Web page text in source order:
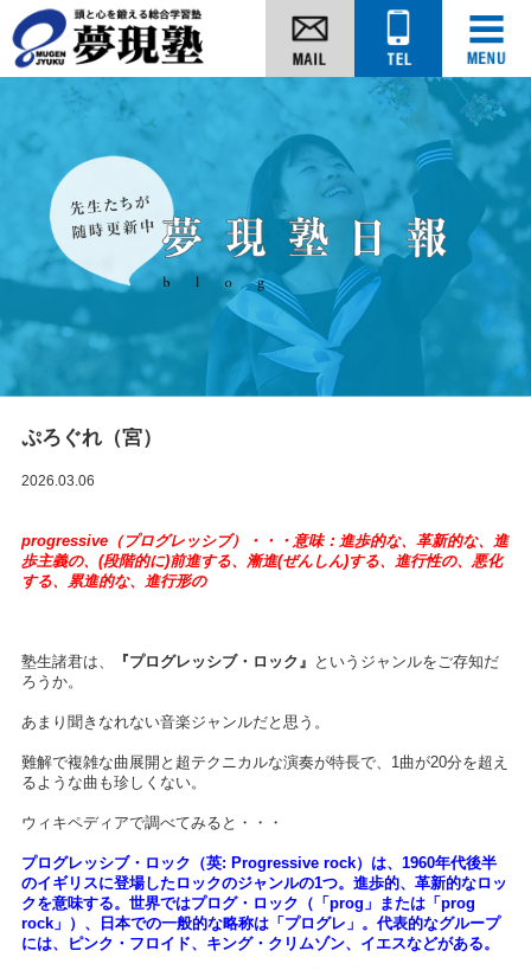
ぷろぐれ（宮）
2026.03.06
progressive（プログレッシブ）・・・意味：進歩的な、革新的な、進
歩主義の、(段階的に)前進する、漸進(ぜんしん)する、進行性の、悪化
する、累進的な、進行形の
塾生諸君は、 『プログレッシブ・ロック』 というジャンルをご存知だ
ろうか。
あまり聞きなれない音楽ジャンルだと思う。
難解で複雑な曲展開と超テクニカルな演奏が特長で、1曲が20分を超え
るような曲も珍しくない。
ウィキペディアで調べてみると・・・
プログレッシブ・ロック（英: Progressive rock）は、1960年代後半
のイギリスに登場したロックのジャンルの1つ。進歩的、革新的なロッ
クを意味する。世界ではプログ・ロック（「prog」または「prog
rock」）、日本での一般的な略称は「プログレ」。代表的なグループ
には、ピンク・フロイド、キング・クリムゾン、イエスなどがある。